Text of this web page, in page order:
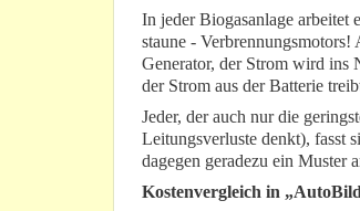
In jeder Biogasanlage arbeitet
staune -
Generator, der Strom wird ins
der Strom aus der Batterie
Jeder, der auch nur die
Leitungsverluste denkt), fasst
dagegen geradezu ein Muster
Kostenvergleich in